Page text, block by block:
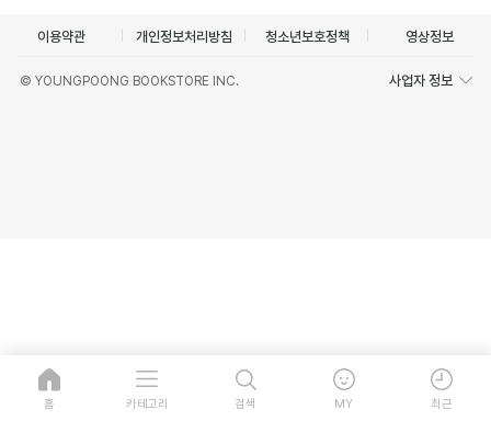
이용약관 개인정보처리방침 청소년보호정책 영상정보
© YOUNGPOONG BOOKSTORE INC. 사업자 정보
홈 카테고리 검색 MY 최근